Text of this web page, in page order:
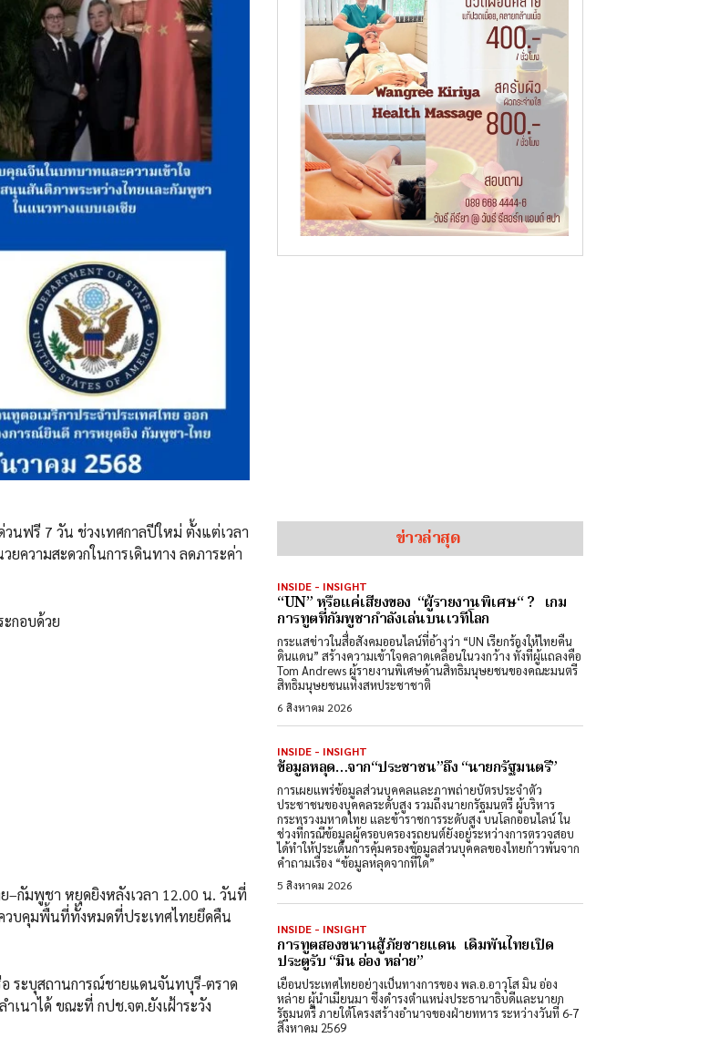
นฟรี 7 วัน ช่วงเทศกาลปีใหม่ ตั้งแต่เวลา
ความสะดวกในการเดินทาง ลดภาระค่า
กอบด้วย
กัมพูชา หยุดยิงหลังเวลา 12.00 น. วันที่
ควบคุมพื้นที่ทั้งหมดที่ประเทศไทยยึดคืน
ระบุสถานการณ์ชายแดนจันทบุรี-ตราด
เนาได้ ขณะที่ กปช.จต.ยังเฝ้าระวัง
ข่าวล่าสุด
INSIDE - INSIGHT
“UN” หรือแค่เสียงของ “ผู้รายงานพิเศษ“ ? เกม
การทูตที่กัมพูชากำลังเล่นบนเวทีโลก
กระแสข่าวในสื่อสังคมออนไลน์ที่อ้างว่า “UN เรียกร้องให้ไทยคืน
ดินแดน” สร้างความเข้าใจคลาดเคลื่อนในวงกว้าง ทั้งที่ผู้แถลงคือ
Tom Andrews ผู้รายงานพิเศษด้านสิทธิมนุษยชนของคณะมนตรี
สิทธิมนุษยชนแห่งสหประชาชาติ
6 สิงหาคม 2026
INSIDE - INSIGHT
ข้อมูลหลุด…จาก“ประชาชน”ถึง “นายกรัฐมนตรี”
การเผยแพร่ข้อมูลส่วนบุคคลและภาพถ่ายบัตรประจำตัว
ประชาชนของบุคคลระดับสูง รวมถึงนายกรัฐมนตรี ผู้บริหาร
กระทรวงมหาดไทย และข้าราชการระดับสูง บนโลกออนไลน์ ใน
ช่วงที่กรณีข้อมูลผู้ครอบครองรถยนต์ยังอยู่ระหว่างการตรวจสอบ
ได้ทำให้ประเด็นการคุ้มครองข้อมูลส่วนบุคคลของไทยก้าวพ้นจาก
คำถามเรื่อง “ข้อมูลหลุดจากที่ใด”
5 สิงหาคม 2026
INSIDE - INSIGHT
การทูตสองขนานสู้ภัยชายแดน เดิมพันไทยเปิด
ประตูรับ “มิน อ่อง หล่าย”
เยือนประเทศไทยอย่างเป็นทางการของ พล.อ.อาวุโส มิน อ่อง
หล่าย ผู้นำเมียนมา ซึ่งดำรงตำแหน่งประธานาธิบดีและนายก
รัฐมนตรี ภายใต้โครงสร้างอำนาจของฝ่ายทหาร ระหว่างวันที่ 6-7
สิงหาคม 2569